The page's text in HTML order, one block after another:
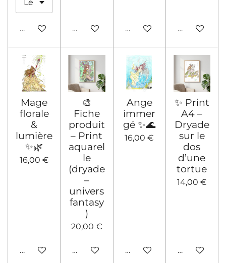
Ajouter au panierAjouter au panierAjouter au panierVoir les
Mage
florale
&
lumière
✨🌿
16,00 €
Voir les détails
🎨
Fiche
produit
– Print
aquarel
le
(dryade
–
univers
fantasy
)
20,00 €
Voir les détails
Ange
immer
gé ✨🌊
16,00 €
Voir les détails
✨ Print
A4 –
Dryade
sur le
dos
d’une
tortue
14,00 €
Voir les